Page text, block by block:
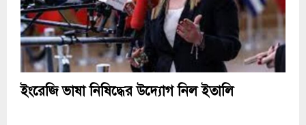
ইংরেজি ভাষা নিষিদ্ধের উদ্যোগ নিল ইতালি